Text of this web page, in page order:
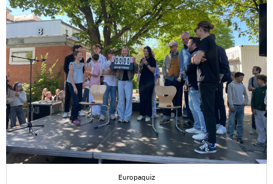
Europaquiz